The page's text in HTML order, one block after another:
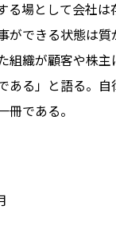
る場として会社
ができる状態は質
組織が顧客や株
ある」と語る。
冊である。